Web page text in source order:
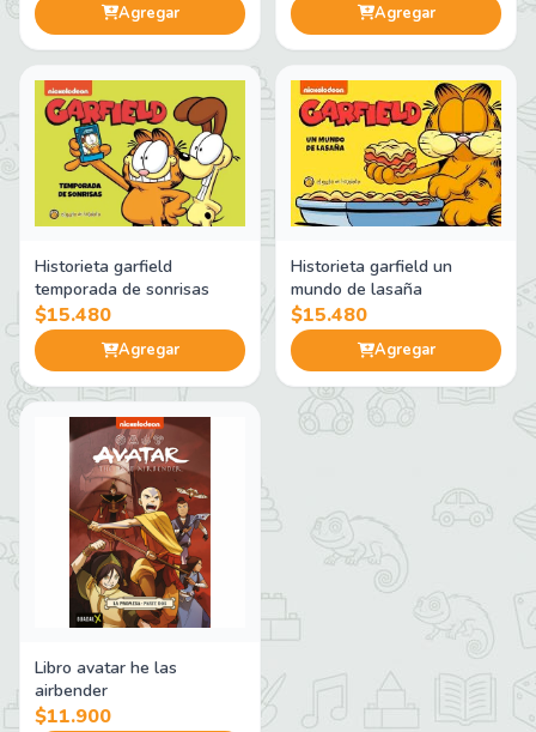
Agregar Agregar
Historieta garfield
temporada de sonrisas
$15.480
Agregar
Historieta garfield un
mundo de lasaña
$15.480
Agregar
Libro avatar he las
airbender
$11.900